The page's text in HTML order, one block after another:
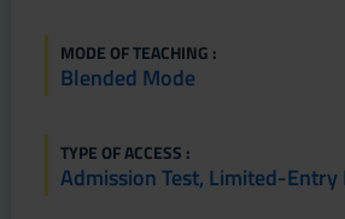
MODE OF TEACHING :
Blended Mode
TYPE OF ACCESS :
Admission Test, Limited-Entry